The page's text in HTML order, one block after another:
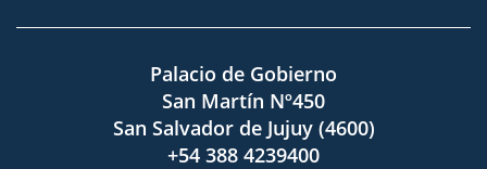
Palacio de Gobierno
San Martín Nº450
San Salvador de Jujuy (4600)
+54 388 4239400